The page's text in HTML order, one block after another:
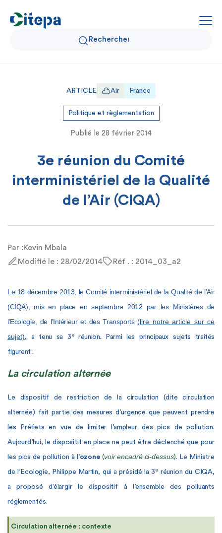
Qui sommes-nous ?
Données Air et Climat
Expertise et solutions
ARTICLE Air France
Politique et règlementation
Publié le 28 février 2014
3e réunion du Comité
interministériel de la Qualité
de l’Air (CIQA)
Par :Kevin Mbala
Modifié le : 28/02/2014
Réf . : 2014_03_a2
Le 18 décembre 2013, le Comité interministériel de la Qualité de l’Air
(CIQA), mis en place en septembre 2012 par les Ministères de
l’Ecologie, de l’Intérieur et des Transports(lire notre article sur ce
sujet), a tenu sa 3 eréunion. Parmi les principaux sujets traités
figurent :
La circulation alternée
Le dispositif de restriction de la circulation (dite circulation
alternée) fait partie des mesures d’urgence que peuvent prendre
les Préfets en vue de limiter l’ampleur des pics de pollution.
Aujourd’hui, le dispositif en place ne peut être déclenché que pour
les pics de pollution à l’ozone(voir encadré ci-dessus). Le Ministre
de l’Ecologie, Philippe Martin, qui a présidé la 3 e réunion du CIQA,
a proposé d’élargir le dispositif à l’ensemble des polluants
réglementés.
Circulation alternée : contexte